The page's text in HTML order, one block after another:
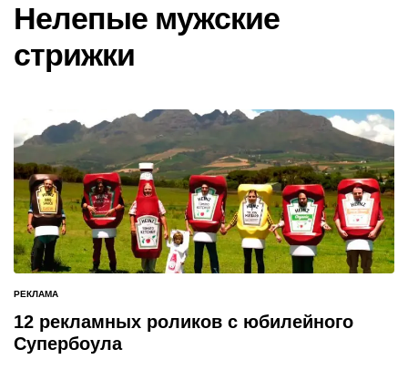
Нелепые мужские
стрижки
ОПУБЛИКОВАНО
В
РЕКЛАМА
12 рекламных роликов с юбилейного
Супербоула